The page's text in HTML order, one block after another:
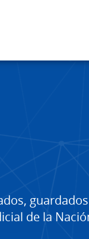
de la